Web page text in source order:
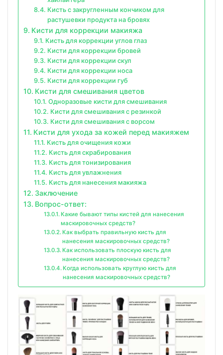
Кисть с закругленным кончиком для
растушевки продукта на бровях
Кисти для коррекции макияжа
Кисть для коррекции углов глаз
Кисти для коррекции бровей
Кисти для коррекции скул
Кисти для коррекции носа
Кисти для коррекции губ
Кисти для смешивания цветов
Одноразовые кисти для смешивания
Кисти для смешивания с резинкой
Кисти для смешивания с ворсом
Кисти для ухода за кожей перед макияжем
Кисть для очищения кожи
Кисть для скрабирования
Кисть для тонизирования
Кисть для увлажнения
Кисть для нанесения макияжа
Заключение
Вопрос-ответ:
Какие бывают типы кистей для нанесения
маскировочных средств?
Как выбрать правильную кисть для
нанесения маскировочных средств?
Как использовать плоскую кисть для
нанесения маскировочных средств?
Когда использовать круглую кисть для
нанесения маскировочных средств?